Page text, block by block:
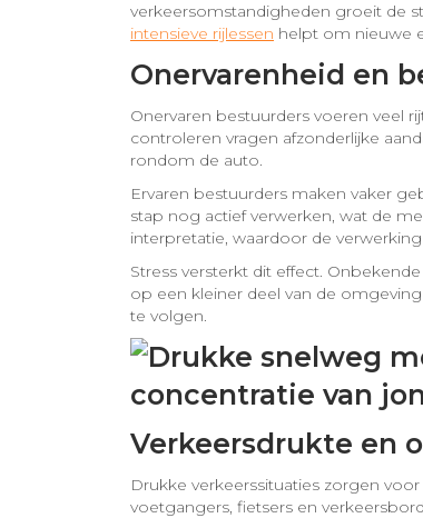
verkeersomstandigheden groeit de
intensieve rijlessen helpt om nieuwe
Onervarenheid en
Onervaren bestuurders voeren veel
controleren vragen afzonderlijke
rondom de auto.
Ervaren bestuurders maken vaker
stap nog actief verwerken, wat de
interpretatie, waardoor de
Stress versterkt dit effect.
op een kleiner deel van de
te volgen.
Verkeersdrukte en
Drukke verkeerssituaties zorgen
voetgangers, fietsers en